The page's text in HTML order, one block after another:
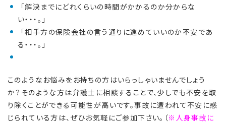
「解決までにどれくらいの時間がかかるのか分からな
い・・・。」
「相手方の保険会社の言う通りに進めていいのか不安であ
る・・・。」
このようなお悩みをお持ちの方はいらっしゃいませんでしょう
か？そのような方は弁護士に相談することで、少しでも不安を取
り除くことができる可能性が高いです。事故に遭われて不安に感
じられている方は、ぜひお気軽にご参加下さい。（※人身事故に